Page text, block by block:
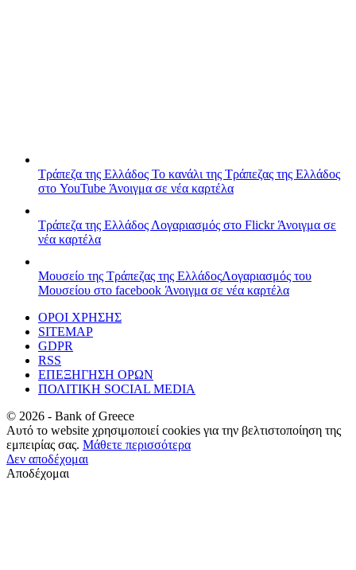
Τράπεζα της Ελλάδος Το κανάλι της Τράπεζας της Ελλάδος
στο YouTube Άνοιγμα σε νέα καρτέλα
Τράπεζα της Ελλάδος Λογαριασμός στο FlickrΆνοιγμα σε
νέα καρτέλα
Μουσείο της Τράπεζας της ΕλλάδοςΛογαριασμός του
Μουσείου στο facebook Άνοιγμα σε νέα καρτέλα
ΟΡΟΙ ΧΡΗΣΗΣ
SITEMAP
GDPR
RSS
ΕΠΕΞΗΓΗΣΗ ΟΡΩΝ
ΠΟΛΙΤΙΚΗ SOCIAL MEDIA
© 2026 - Bank of Greece
Αυτό το website χρησιμοποιεί cookies για την βελτιστοποίηση της
εμπειρίας σας. Μάθετε περισσότερα
Δεν αποδέχομαι
Αποδέχομαι